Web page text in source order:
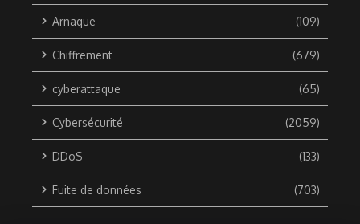
Arnaque (109)
Chiffrement (679)
cyberattaque (65)
Cybersécurité (2059)
DDoS (133)
Fuite de données (703)